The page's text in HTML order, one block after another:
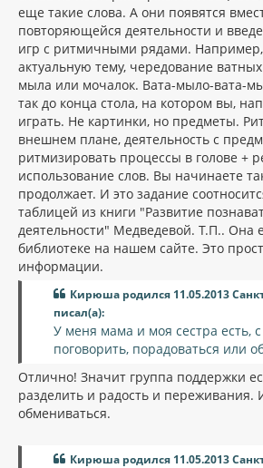
еще такие слова. А они появятся
повторяющейся деятельности и
игр с ритмичными рядами.
актуальную тему, чередование
мыла или мочалок. Вата-мыло-вата-
так до конца стола, на котором вы,
играть. Не картинки, но предметы.
внешнем плане, деятельность с
ритмизировать процессы в голове +
использование слов. Вы начинаете
продолжает. И это задание
таблицей из книги "Развитие
деятельности" Медведевой. Т.П.. Она
библиотеке на нашем сайте. Это
информации.
Кирюша родился 11.05.2013
писал(а):
У меня мама и моя сестра есть,
поговорить, порадоваться или
Отлично! Значит группа поддержки
разделить и радость и
обмениваться.
Кирюша родился 11.05.2013